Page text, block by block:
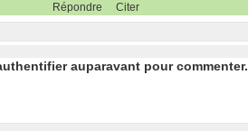
Répondre Citer
auparavant pour commenter.